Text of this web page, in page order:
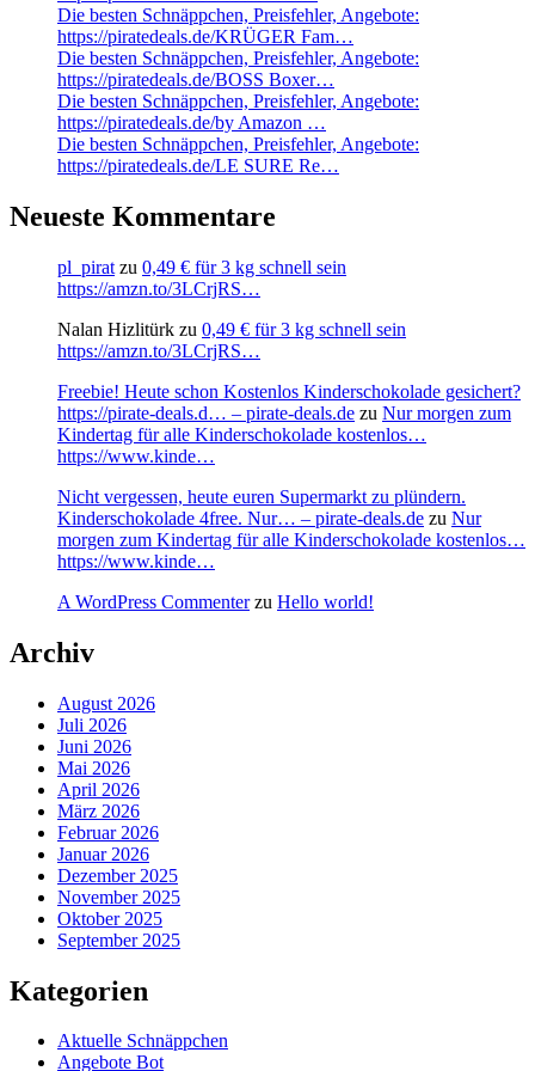
Die besten Schnäppchen, Preisfehler, Angebote:
https://piratedeals.de/KRÜGER Fam…
Die besten Schnäppchen, Preisfehler, Angebote:
https://piratedeals.de/BOSS Boxer…
Die besten Schnäppchen, Preisfehler, Angebote:
https://piratedeals.de/by Amazon …
Die besten Schnäppchen, Preisfehler, Angebote:
https://piratedeals.de/LE SURE Re…
Neueste Kommentare
pl_pirat zu 0,49 € für 3 kg schnell sein
https://amzn.to/3LCrjRS…
Nalan Hizlitürk zu 0,49 € für 3 kg schnell sein
https://amzn.to/3LCrjRS…
Freebie! Heute schon Kostenlos Kinderschokolade gesichert?
https://pirate-deals.d… – pirate-deals.de zu Nur morgen zum
Kindertag für alle Kinderschokolade kostenlos…
https://www.kinde…
Nicht vergessen, heute euren Supermarkt zu plündern.
Kinderschokolade 4free. Nur… – pirate-deals.de zu Nur
morgen zum Kindertag für alle Kinderschokolade kostenlos…
https://www.kinde…
A WordPress Commenterzu Hello world!
Archiv
August 2026
Juli 2026
Juni 2026
Mai 2026
April 2026
März 2026
Februar 2026
Januar 2026
Dezember 2025
November 2025
Oktober 2025
September 2025
Kategorien
Aktuelle Schnäppchen
Angebote Bot